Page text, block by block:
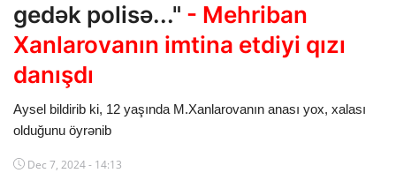
Kriminal
Mövqe
Maraqlı
gedək polisə..." - Mehriban
Xanlarovanın imtina etdiyi qızı
danışdı
Aysel bildirib ki, 12 yaşında M.Xanlarovanın anası yox, xalası
olduğunu öyrənib
Dec 7, 2024 - 14:13